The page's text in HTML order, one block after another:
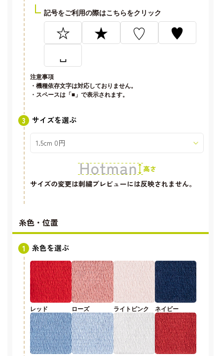
記号をご利用の際はこちらをクリック
☆ ★ ♡
♥
␣
注意事項
・機種依存文字は対応しておりません。
・スペースは「■」で表示されます。
サイズを選ぶ
サイズの変更は刺繍プレビューには反映されません。
糸色・位置
糸色を選ぶ
レッド ローズ ライトピンク ネイビー